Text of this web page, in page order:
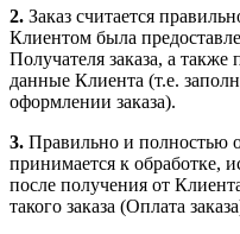
2. Заказ считается
Клиентом была
Получателя заказа, а
данные Клиента (т.е.
оформлении заказа).
3. Правильно и полностью
принимается к обработке,
после получения от
такого заказа (Оплата